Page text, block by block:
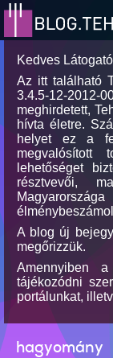
Kedves
Az itt található
3.4.5-12-
meghirdetett,
hívta életre.
helyet ez a
megvalósított
lehetőséget
résztvevői,
A blog új
megőrizzük.
Amennyiben a
tájékozódni
portálunkat,
hagyomány